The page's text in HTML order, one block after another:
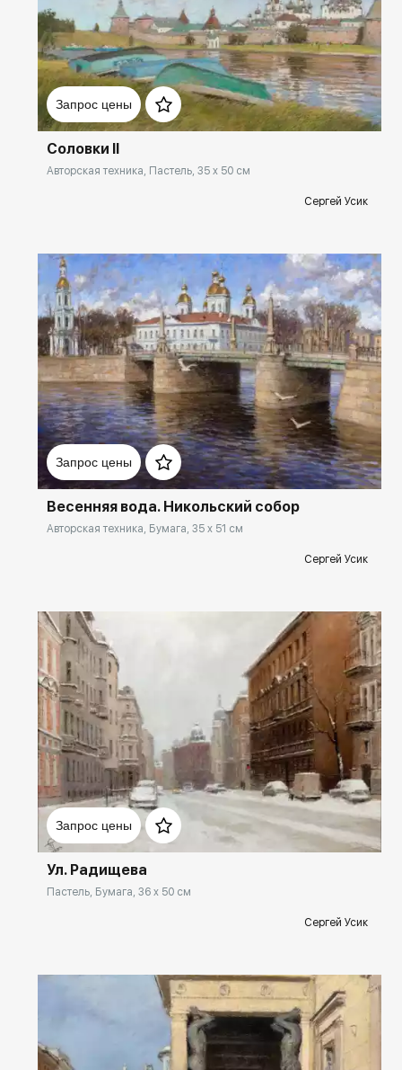
Запрос цены
Домен: rakovgallery.ru
Соловки II
Авторская техника, Пастель, 35 x 50 см
Сергей Усик
Запрос цены
Домен: rakovgallery.ru
Весенняя вода. Никольский собор
Авторская техника, Бумага, 35 x 51 см
Сергей Усик
Запрос цены
Домен: rakovgallery.ru
Ул. Радищева
Пастель, Бумага, 36 x 50 см
Сергей Усик